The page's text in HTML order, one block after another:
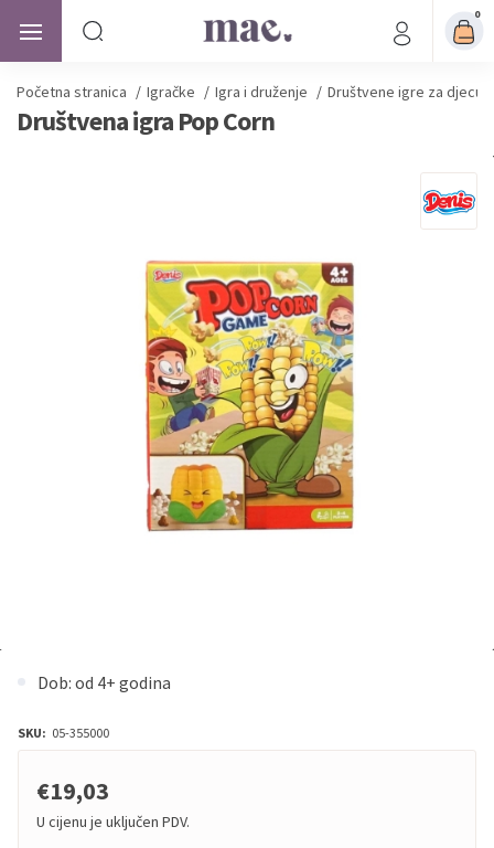
0
Početna stranica / Igračke / Igra i druženje / Društvene igre za djecu
Društvena igra Pop Corn
Dob: od 4+ godina
SKU: 05-355000
€19,03
U cijenu je uključen PDV.